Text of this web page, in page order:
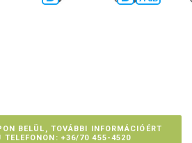
BELÜL, TOVÁBBI INFORMÁCIÓÉRT
TELEFONON: +36/70 455-4520